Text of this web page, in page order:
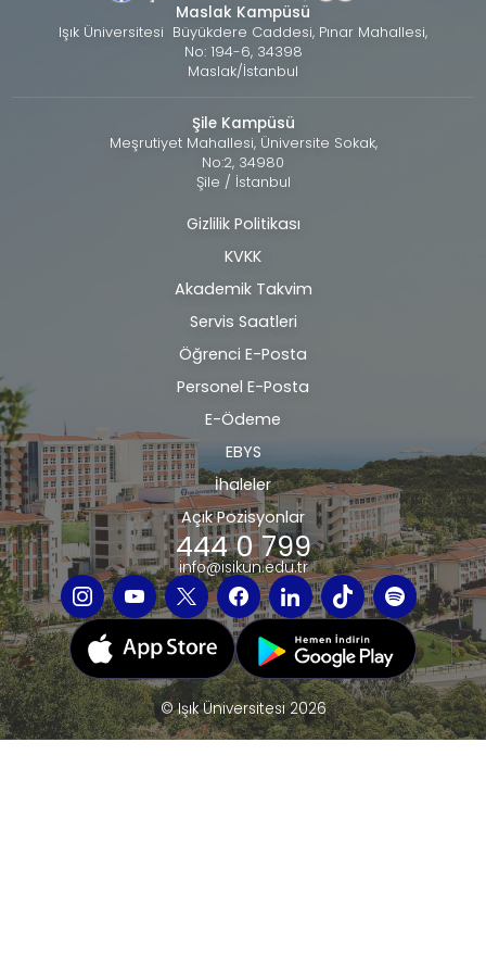
Maslak Kampüsü
Işık Üniversitesi Büyükdere Caddesi, Pınar Mahallesi,
No: 194-6, 34398
Maslak/İstanbul
Şile Kampüsü
Meşrutiyet Mahallesi, Üniversite Sokak,
No:2, 34980
Şile / İstanbul
Alt
bilgi
Gizlilik Politikası
KVKK
Akademik Takvim
Servis Saatleri
Öğrenci E-Posta
Personel E-Posta
E-Ödeme
EBYS
İhaleler
Açık Pozisyonlar
444 0 799
info@isikun.edu.tr
© Işık Üniversitesi 2026